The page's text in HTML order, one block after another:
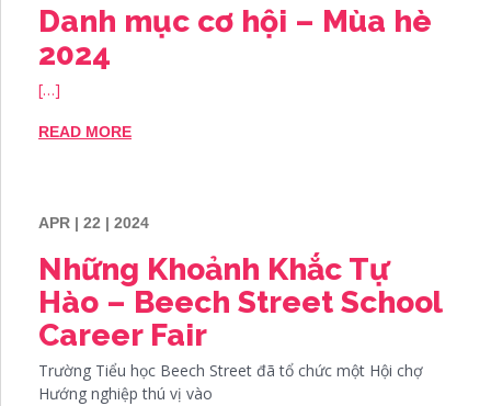
Danh mục cơ hội – Mùa hè
2024
[…]
READ MORE
APR | 22 | 2024
Những Khoảnh Khắc Tự
Hào – Beech Street School
Career Fair
Trường Tiểu học Beech Street đã tổ chức một Hội chợ
Hướng nghiệp thú vị vào